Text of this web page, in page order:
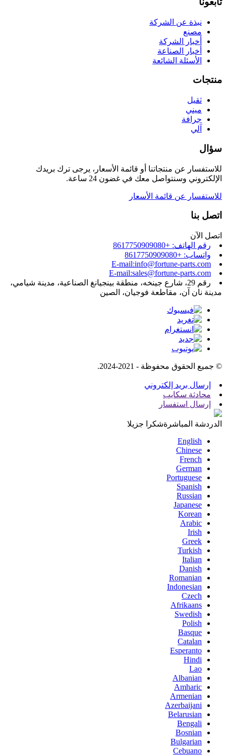
نبذة عن الشركة
مصنع
أخبار الشركة
أخبار الصناعة
الأسئلة الشائعة
منتجات
ثقيل
ميني
جرافة
آلي
سؤال
للاستفسار عن منتجاتنا أو قائمة الأسعار، يرجى ترك بريدك
الإلكتروني وسنتواصل معك في غضون 24 ساعة.
للاستفسار عن قائمة الأسعار
اتصل بنا
اتصل الآن
رقم الهاتف: +8617750909080
واتساب: +8617750909080
E-mail:info@fortune-parts.com
E-mail:sales@fortune-parts.com
رقم 29، شارع جينخه، منطقة بينجيانغ الصناعية، مدينة شيامي،
مدينة نان آن، مقاطعة فوجيان، الصين
© جميع الحقوق محفوظة - 2021-2024.
إرسال بريد إلكتروني
محادثة سكايب
إرسال استفسار
الدردشة المباشرةشكرا جزيلا
English
Chinese
French
German
Portuguese
Spanish
Russian
Japanese
Korean
Arabic
Irish
Greek
Turkish
Italian
Danish
Romanian
Indonesian
Czech
Afrikaans
Swedish
Polish
Basque
Catalan
Esperanto
Hindi
Lao
Albanian
Amharic
Armenian
Azerbaijani
Belarusian
Bengali
Bosnian
Bulgarian
Cebuano